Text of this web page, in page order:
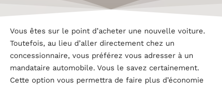
Vous êtes sur le point d’acheter une nouvelle voiture.
Toutefois, au lieu d’aller directement chez un
concessionnaire, vous préférez vous adresser à un
mandataire automobile. Vous le savez certainement.
Cette option vous permettra de faire plus d’économie